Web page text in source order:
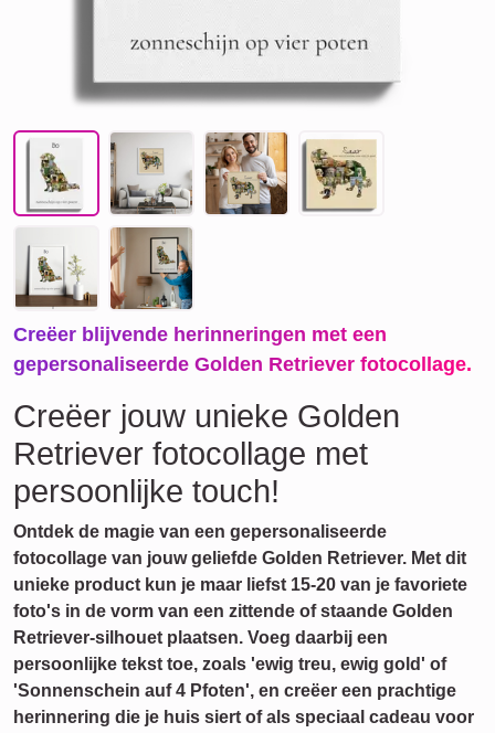
Creëer blijvende herinneringen met een
gepersonaliseerde Golden Retriever fotocollage.
Creëer jouw unieke Golden
Retriever fotocollage met
persoonlijke touch!
Ontdek de magie van een gepersonaliseerde
fotocollage van jouw geliefde Golden Retriever. Met dit
unieke product kun je maar liefst 15-20 van je favoriete
foto's in de vorm van een zittende of staande Golden
Retriever-silhouet plaatsen. Voeg daarbij een
persoonlijke tekst toe, zoals 'ewig treu, ewig gold' of
'Sonnenschein auf 4 Pfoten', en creëer een prachtige
herinnering die je huis siert of als speciaal cadeau voor